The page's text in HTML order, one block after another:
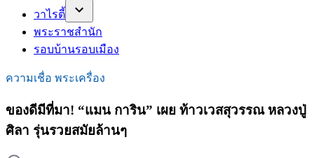
วาไรตี้
พระราชสำนัก
รอบบ้านรอบเมือง
ความเชื่อ พระเครื่อง
ของดีมีที่มา! “แมน การิน” เผย ท้าวเวสสุวรรณ หลวงปู่
ศิลา รุ่นรวยสมัยล้านๆ